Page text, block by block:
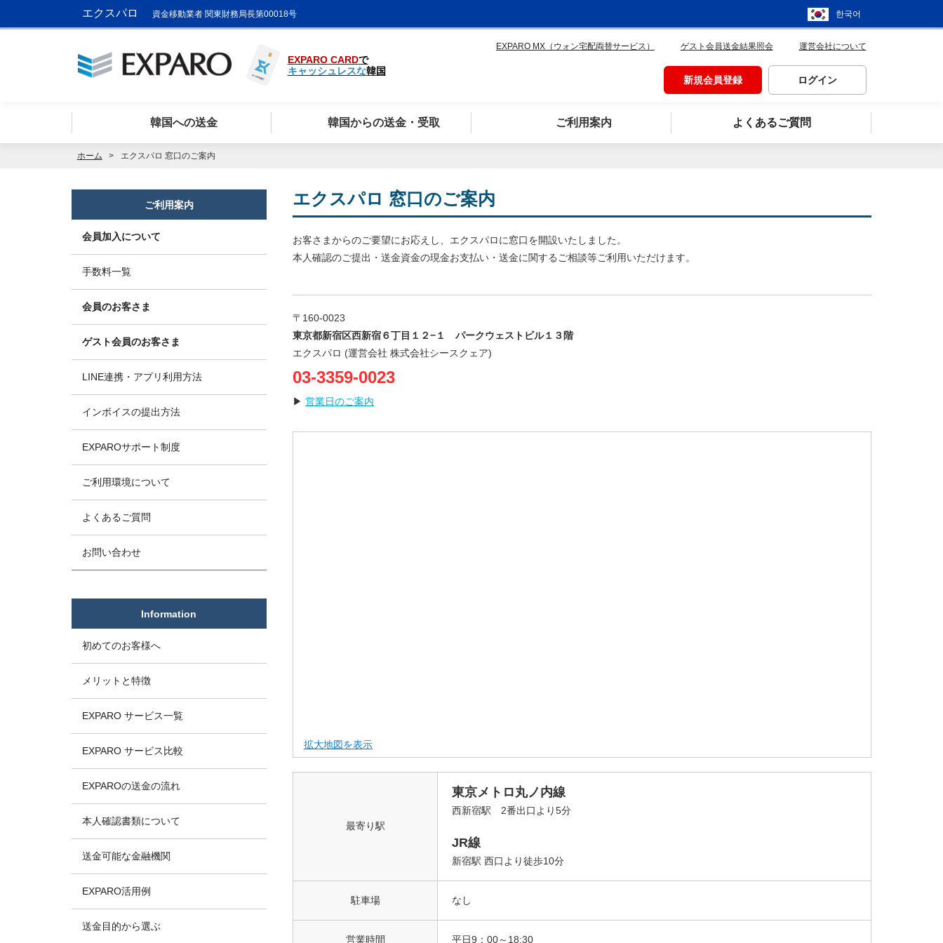
エクスパロ 資金移動業者 関東財務局長第00018号 한국어
EXPARO CARDで
キャッシュレスな韓国
EXPARO MX（ウォン宅配両替サービス） ゲスト会員送金結果照会 運営会社について
新規会員登録 ログイン
韓国への送金 韓国からの送金・受取 ご利用案内 よくあるご質問
ホーム エクスパロ 窓口のご案内
エクスパロ 窓口のご案内
お客さまからのご要望にお応えし、エクスパロに窓口を開設いたしました。
本人確認のご提出・送金資金の現金お支払い・送金に関するご相談等ご利用いただけます。
〒160-0023
東京都新宿区西新宿６丁目１２−１ パークウェストビル１３階
エクスパロ (運営会社 株式会社シースクェア)
03-3359-0023
▶ 営業日のご案内
拡大地図を表示
最寄り駅
東京メトロ丸ノ内線
西新宿駅 2番出口より5分
JR線
新宿駅 西口より徒歩10分
駐車場 なし
営業時間 平日9：00～18:30
ご利用案内
会員加入について
手数料一覧
会員のお客さま
ゲスト会員のお客さま
LINE連携・アプリ利用方法
インボイスの提出方法
EXPAROサポート制度
ご利用環境について
よくあるご質問
お問い合わせ
Information
初めてのお客様へ
メリットと特徴
EXPARO サービス一覧
EXPARO サービス比較
EXPAROの送金の流れ
本人確認書類について
送金可能な金融機関
EXPARO活用例
送金目的から選ぶ